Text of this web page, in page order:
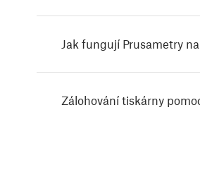
Jak fungují Prusametry
Zálohování tiskárny